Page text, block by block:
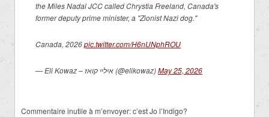
the Miles Nadal JCC called Chrystia Freeland, Canada's
former deputy prime minister, a "Zionist Nazi dog."
Canada, 2026pic.twitter.com/H6nUNphROU
— Eli Kowaz – איליי קואז (@elikowaz)May 25, 2026
Commentaire inutile à m’envoyer: c’est Jo l’Indigo?